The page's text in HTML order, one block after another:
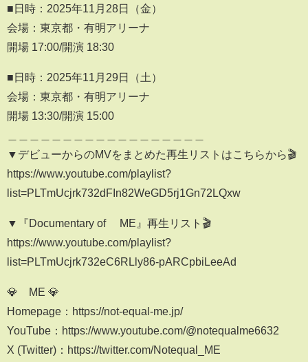
■日時：2025年11月28日（金）
会場：東京都・有明アリーナ
開場 17:00/開演 18:30
■日時：2025年11月29日（土）
会場：東京都・有明アリーナ
開場 13:30/開演 15:00
▼デビューからのMVをまとめた再生リストはこちらから🎬
https://www.youtube.com/playlist?
list=PLTmUcjrk732dFIn82WeGD5rj1Gn72LQxw
▼『Documentary of ≠ME』再生リスト🎬
https://www.youtube.com/playlist?
list=PLTmUcjrk732eC6RLly86-pARCpbiLeeAd
💎≠ME 💎
Homepage：https://not-equal-me.jp/
YouTube：https://www.youtube.com/@notequalme6632
X (Twitter)：https://twitter.com/Notequal_ME